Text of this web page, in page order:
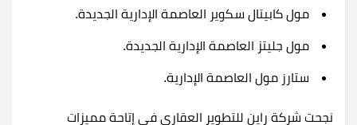
مول كابيتال سكوير العاصمة الإدارية الجديدة.
مول جليتز العاصمة الإدارية الجديدة.
ستارز مول العاصمة الإدارية.
نجحت شركة راين للتطوير العقاري في إتاحة مميزات